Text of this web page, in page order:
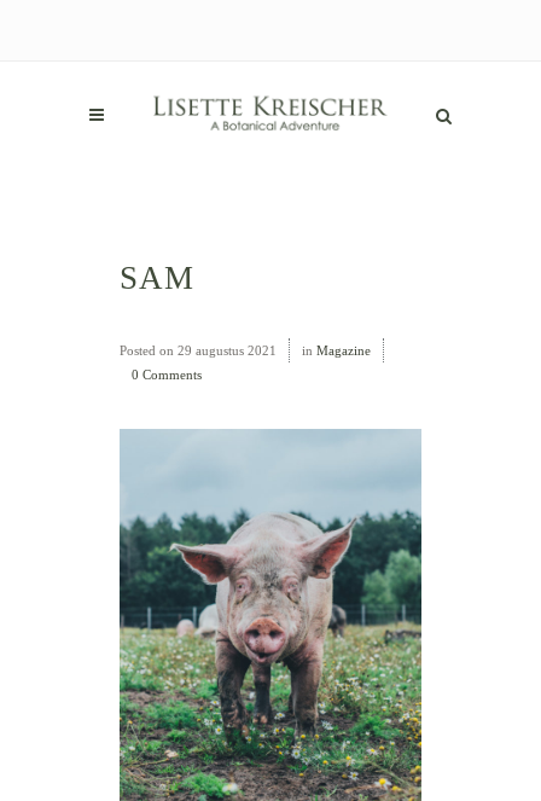
SAM
Posted on 29 augustus 2021 in Magazine
0 Comments